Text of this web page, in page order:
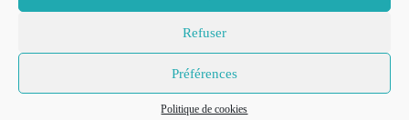
Refuser
Préférences
Politique de cookies
© 2007-2026
Réalisation
Politique de cookies